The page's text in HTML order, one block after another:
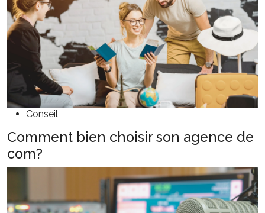
Conseil
Comment bien choisir son agence de
com?